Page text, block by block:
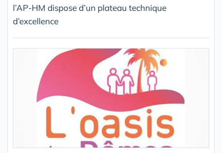
l’AP-HM dispose d’un plateau technique
d’excellence